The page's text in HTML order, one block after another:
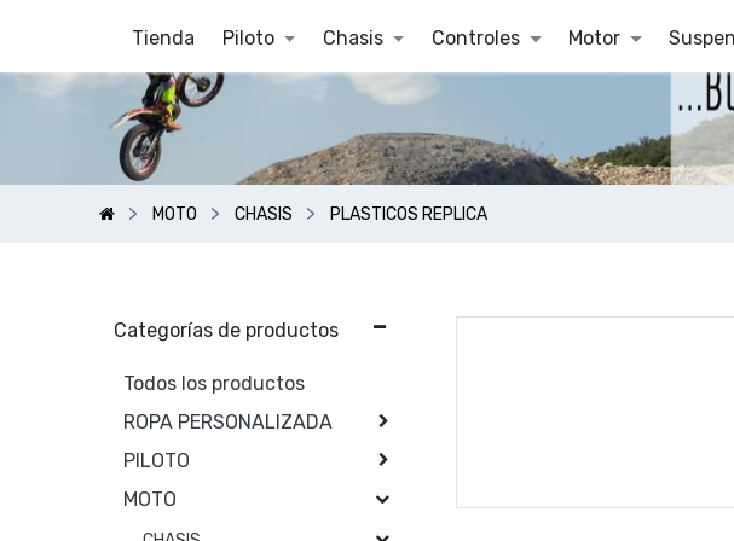
Tienda Piloto Chasis Controles Motor
MOTO CHASIS PLASTICOS REPLICA
Categorías de productos
Todos los productos
ROPA PERSONALIZADA
PILOTO
MOTO